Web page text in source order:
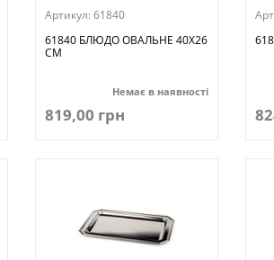
Артикул: 61840
61840 БЛЮДО ОВАЛЬНЕ 40Х26
СМ
Немає в наявності
819,00 грн